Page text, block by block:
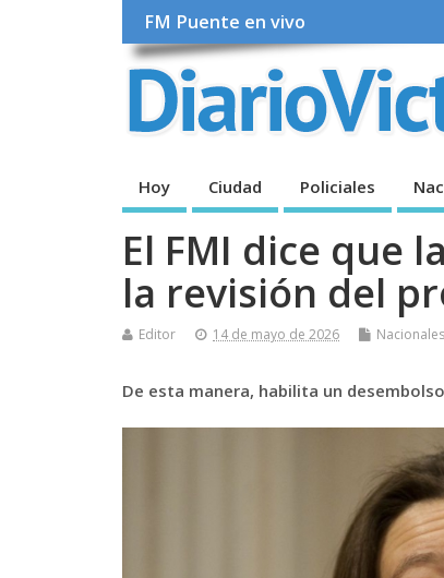
FM Puente en vivo
Hoy Ciudad Policiales
El FMI dice que
la revisión del
Editor 14 de mayo de 2026 Nacionales
De esta manera, habilita un